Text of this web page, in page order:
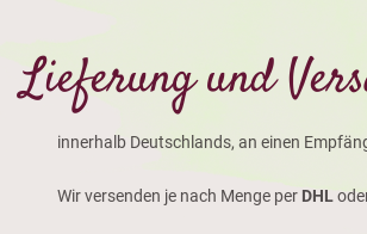
Lieferung und
innerhalb Deutschlands, an einen
Wir versenden je nach Menge per DHL